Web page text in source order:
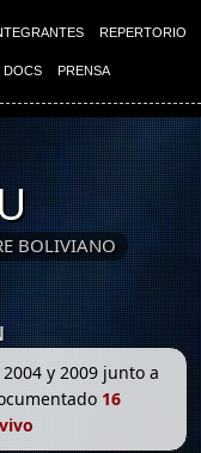
REPERTORIO
DOCS PRENSA
BOLIVIANO
y 2009 junto a
16